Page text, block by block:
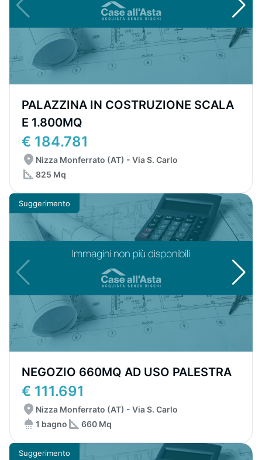
PALAZZINA IN COSTRUZIONE SCALA
E 1.800MQ
€ 184.781
Nizza Monferrato (AT) - Via S. Carlo
825 Mq
Suggerimento
NEGOZIO 660MQ AD USO PALESTRA
€ 111.691
Nizza Monferrato (AT) - Via S. Carlo
1 bagno
660 Mq
Suggerimento